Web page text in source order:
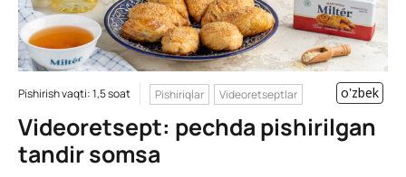
Pishirish vaqti: 1,5 soat Pishiriqlar Videoretseptlar o'zbek
Videoretsept: pechda pishirilgan
tandir somsa